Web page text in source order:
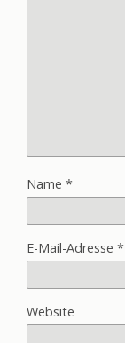
Name *
E-Mail-Adresse *
Website